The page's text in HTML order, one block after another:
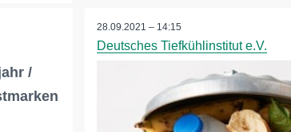
/
28.09.2021 – 14:15
Deutsches Tiefkühlinstitut e.V.